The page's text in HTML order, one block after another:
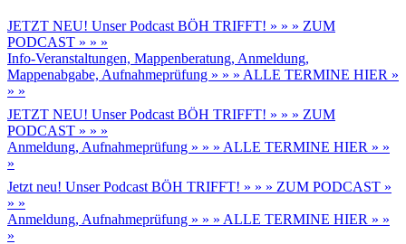
JETZT NEU! Unser Podcast BÖH TRIFFT! » » » ZUM
PODCAST » » »
Info-Veranstaltungen, Mappenberatung, Anmeldung,
Mappenabgabe, Aufnahmeprüfung » » » ALLE TERMINE HIER »
» »
JETZT NEU! Unser Podcast BÖH TRIFFT! » » » ZUM
PODCAST » » »
Anmeldung, Aufnahmeprüfung » » » ALLE TERMINE HIER » »
»
Jetzt neu! Unser Podcast BÖH TRIFFT! » » » ZUM PODCAST »
» »
Anmeldung, Aufnahmeprüfung » » » ALLE TERMINE HIER » »
»